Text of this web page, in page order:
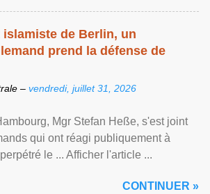
de Berlin, un
prend la défense de
– vendredi, juillet 31, 2026
Mgr Stefan Heße, s'est joint
qui ont réagi publiquement à
le ... Afficher l'article ...
CONTINUER »